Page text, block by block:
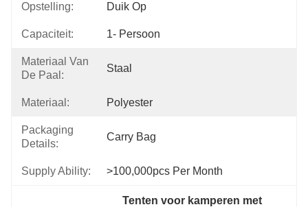
Opstelling: Duik Op
Capaciteit: 1- Persoon
Materiaal Van
De Paal:
Staal
Materiaal: Polyester
Packaging
Details:
Carry Bag
Supply Ability: >100,000pcs Per Month
Tenten voor kamperen met